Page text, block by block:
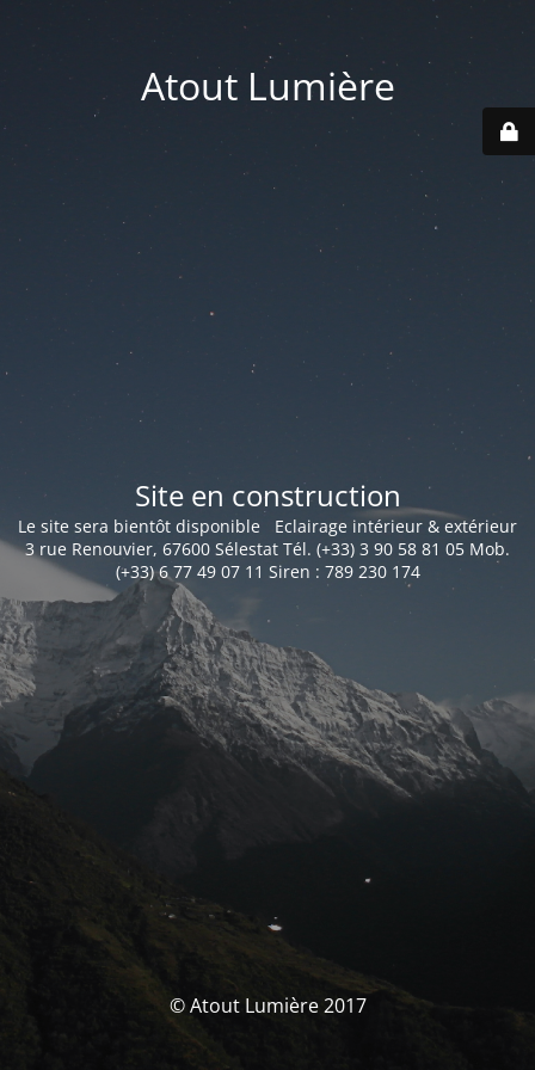
Atout Lumière
Site en construction
Le site sera bientôt disponible Eclairage intérieur & extérieur
3 rue Renouvier, 67600 Sélestat Tél. (+33) 3 90 58 81 05 Mob.
(+33) 6 77 49 07 11 Siren : 789 230 174
© Atout Lumière 2017